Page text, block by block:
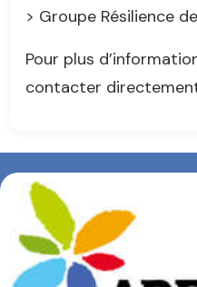
> Groupe Résilience
Pour plus
contacter